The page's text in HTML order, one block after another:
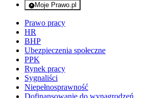
Moje Prawo.pl
- rejestracja i logowanie do serwisu
Prawo pracy
HR
BHP
Ubezpieczenia społeczne
PPK
Rynek pracy
Sygnaliści
Niepełnosprawność